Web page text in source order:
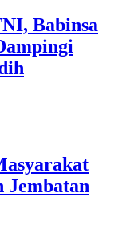
Babinsa
Jembatan